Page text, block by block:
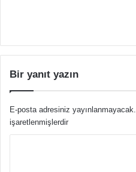
Bir yanıt yazın
E-posta adresiniz yayınlanmayacak.
işaretlenmişlerdir